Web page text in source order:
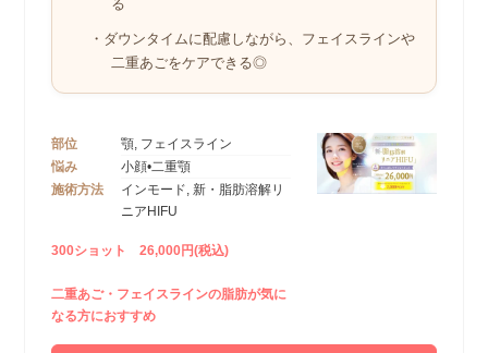
る
・ダウンタイムに配慮しながら、フェイスラインや
二重あごをケアできる◎
部位
顎, フェイスライン
悩み
小顔•二重顎
施術方法
インモード, 新・脂肪溶解リ
ニアHIFU
300ショット 26,000円(税込)
二重あご・フェイスラインの脂肪が気に
なる方におすすめ